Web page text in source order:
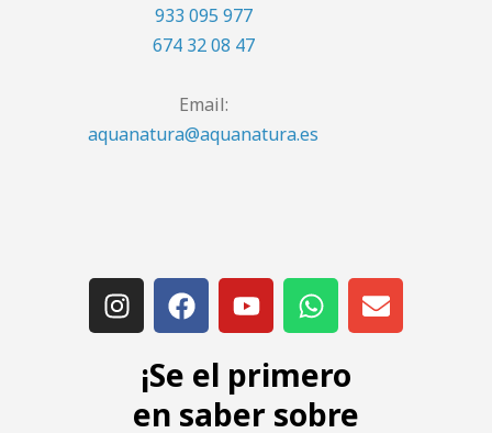
933 095 977
674 32 08 47
Email:
aquanatura@aquanatura.es
¡Se el primero
en saber sobre